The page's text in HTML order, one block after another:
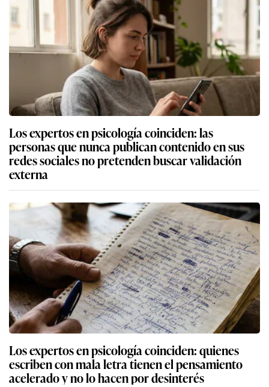
Los expertos en psicología coinciden: las
personas que nunca publican contenido en sus
redes sociales no pretenden buscar validación
externa
Los expertos en psicología coinciden: quienes
escriben con mala letra tienen el pensamiento
acelerado y no lo hacen por desinterés